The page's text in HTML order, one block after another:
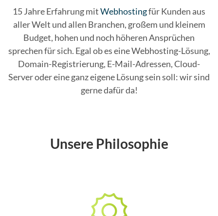
15 Jahre Erfahrung mitWebhostingfür Kunden aus
aller Welt und allen Branchen, großem und kleinem
Budget, hohen und noch höheren Ansprüchen
sprechen für sich. Egal ob es eine Webhosting-Lösung,
Domain-Registrierung, E-Mail-Adressen, Cloud-
Server oder eine ganz eigene Lösung sein soll: wir sind
gerne dafür da!
Unsere Philosophie